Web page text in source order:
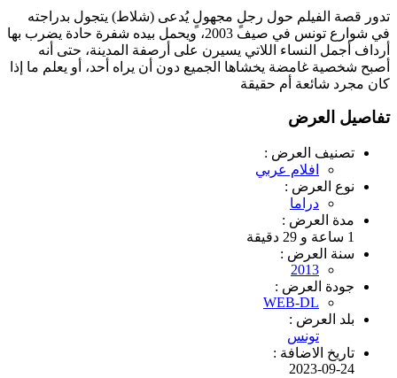
تدور قصة الفيلم حول رجلٍ مجهولٍ يُدعى (شلاط) يتجول بدراجته
في شوارع تونس في صيف 2003، ويحمل بيده شفرة حادة يضرب بها
أرداف أجمل النساء اللاتي يسيرن على أرصفة المدينة، حتى أنه
أصبح شخصية غامضة يخشاها الجميع دون أن يراه أحد، أو يعلم ما إذا
كان مجرد شائعة أم حقيقة
تفاصيل العرض
تصنيف العرض :
افلام عربي
نوع العرض :
دراما
مدة العرض :
1 ساعة و 29 دقيقة
سنة العرض :
2013
جودة العرض :
WEB-DL
بلد العرض :
تونس
تاريخ الاضافة :
2023-09-24